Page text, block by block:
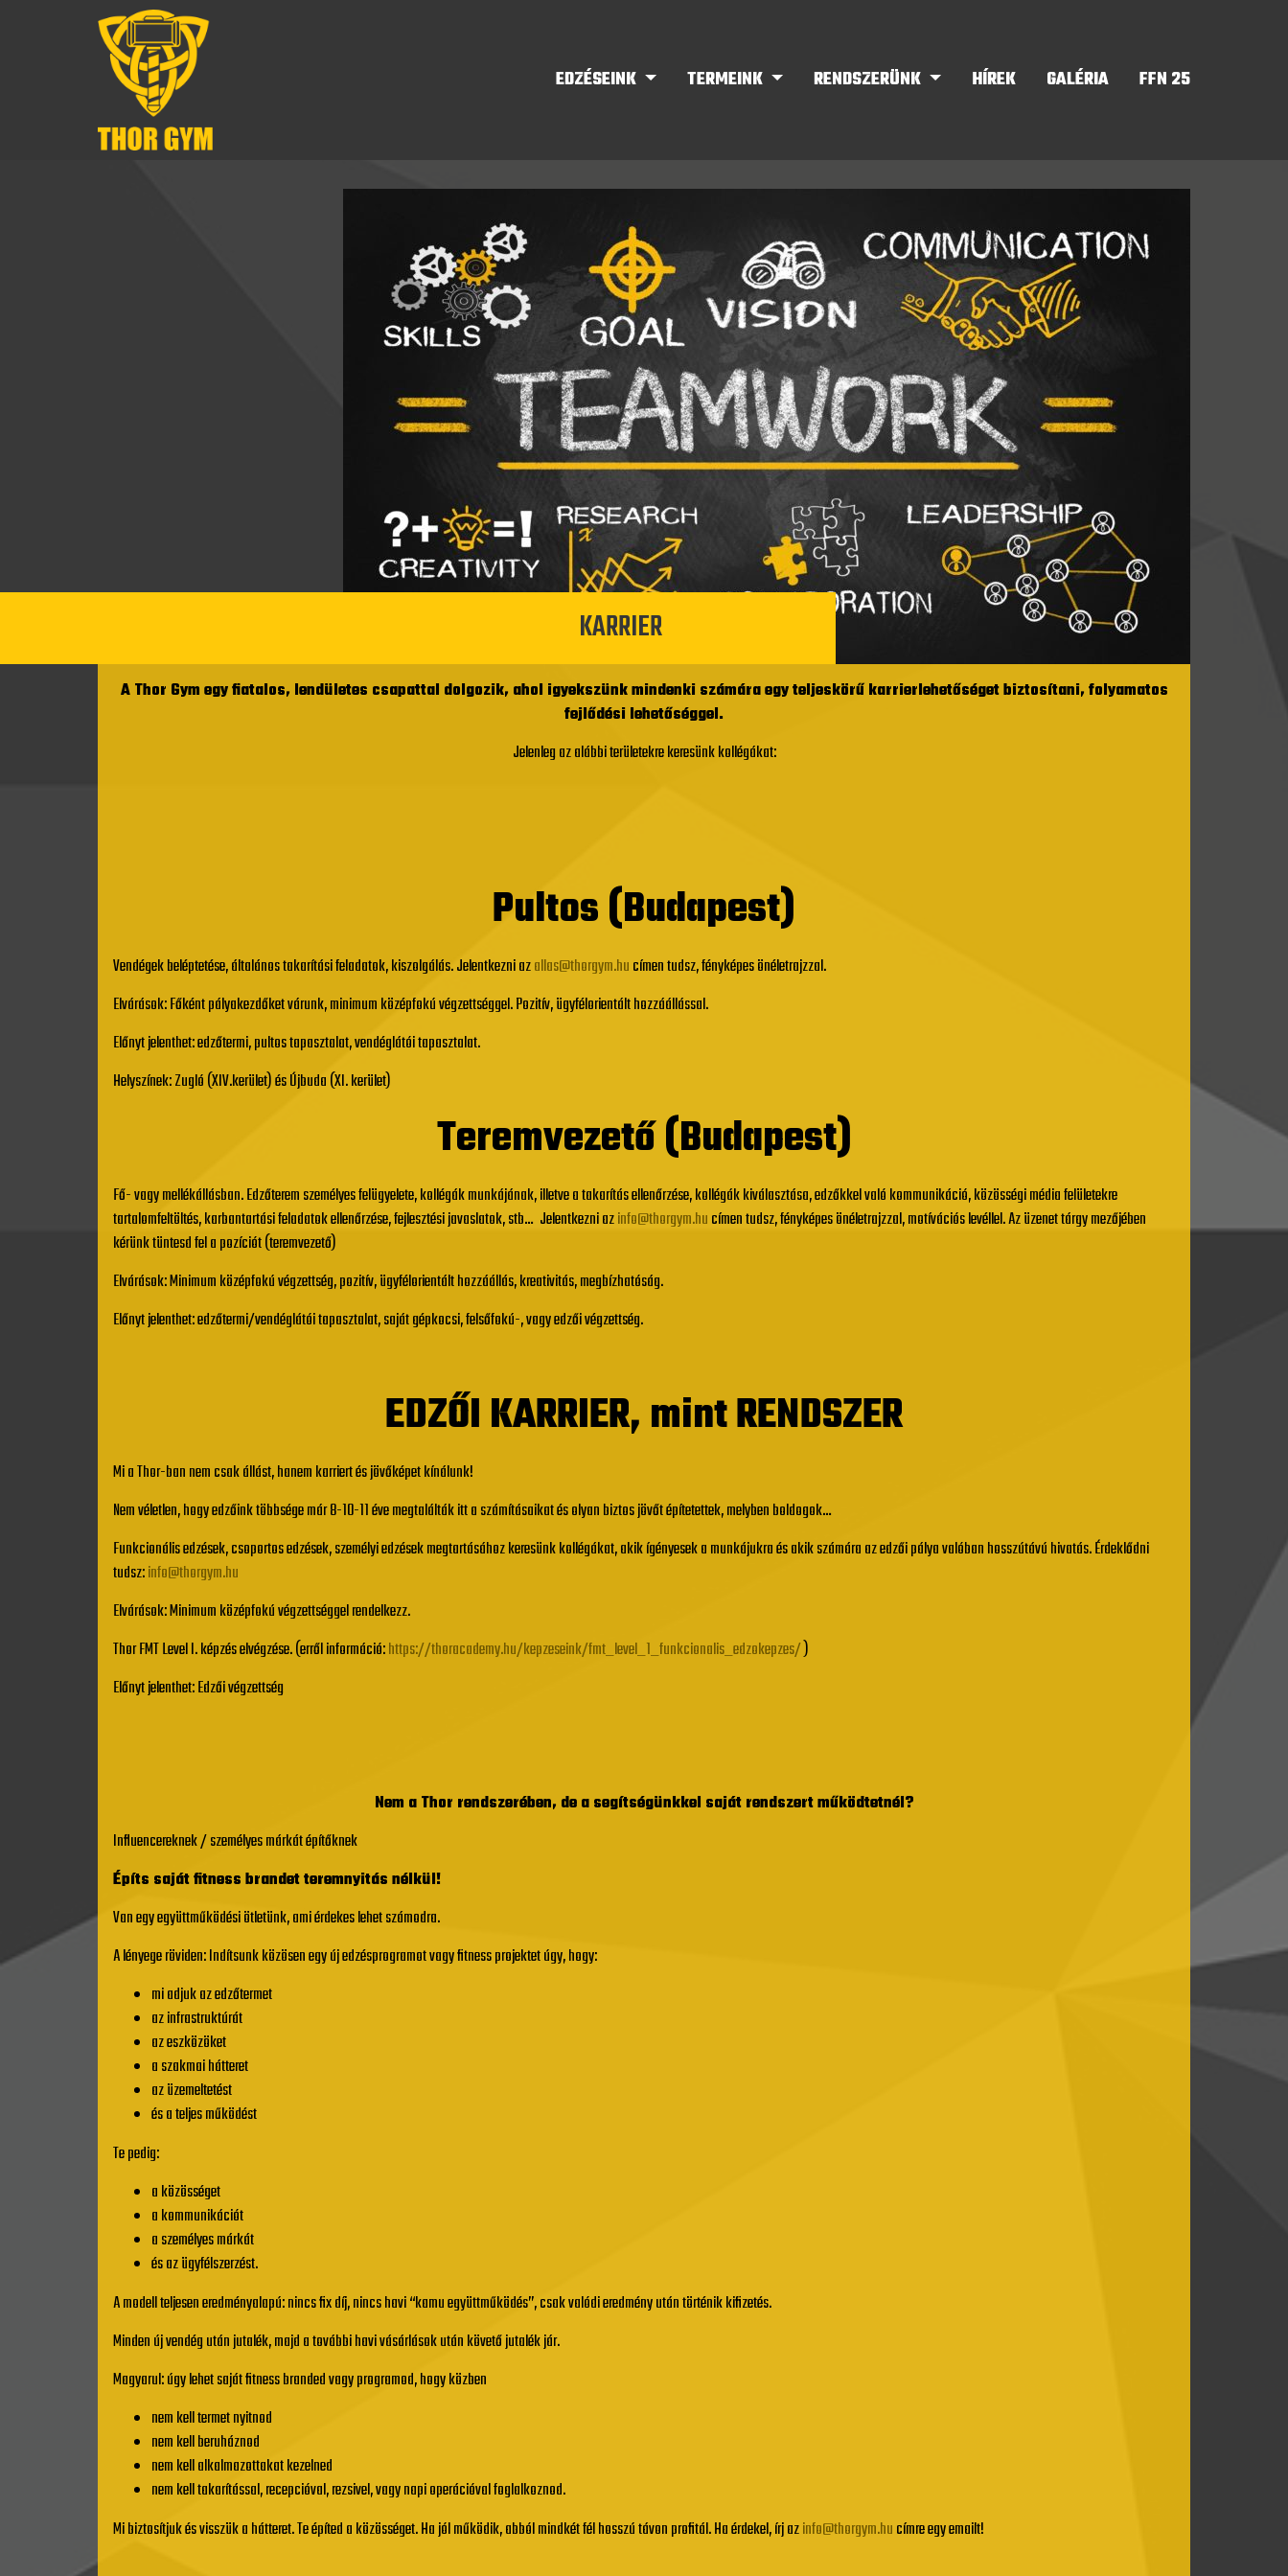
EDZÉSEINK TERMEINK RENDSZERÜNK HÍREK GALÉRIA FFN 25
KARRIER
A Thor Gym egy fiatalos, lendületes csapattal dolgozik, ahol igyekszünk mindenki számára egy teljeskörű karrierlehetőséget biztosítani, folyamatos
fejlődési lehetőséggel.
Jelenleg az alábbi területekre keresünk kollégákat:
Pultos (Budapest)
Vendégek beléptetése, általános takarítási feladatok, kiszolgálás. Jelentkezni azallas@thorgym.hucímen tudsz, fényképes önéletrajzzal.
Elvárások: Főként pályakezdőket várunk, minimum középfokú végzettséggel. Pozitív, ügyfélorientált hozzáállással.
Előnyt jelenthet: edzőtermi, pultos tapasztalat, vendéglátói tapasztalat.
Helyszínek: Zugló (XIV.kerület) és Újbuda (XI. kerület)
Teremvezető (Budapest)
Fő- vagy mellékállásban. Edzőterem személyes felügyelete, kollégák munkájának, illetve a takarítás ellenőrzése, kollégák kiválasztása, edzőkkel való kommunikáció, közösségi média felületekre
tartalomfeltöltés, karbantartási feladatok ellenőrzése, fejlesztési javaslatok, stb… Jelentkezni azinfo@thorgym.hucímen tudsz, fényképes önéletrajzzal, motívációs levéllel. Az üzenet tárgy mezőjében
kérünk tüntesd fel a pozíciót (teremvezető)
Elvárások: Minimum középfokú végzettség, pozitív, ügyfélorientált hozzáállás, kreativitás, megbízhatóság.
Előnyt jelenthet: edzőtermi/vendéglátói tapasztalat, saját gépkocsi, felsőfokú-, vagy edzői végzettség.
EDZŐI KARRIER, mint RENDSZER
Mi a Thor-ban nem csak állást, hanem karriert és jövőképet kínálunk!
Nem véletlen, hogy edzőink többsége már 8-10-11 éve megtalálták itt a számításaikat és olyan biztos jövőt építetettek, melyben boldogok…
Funkcionális edzések, csoportos edzések, személyi edzések megtartásához keresünk kollégákat, akik ígényesek a munkájukra és akik számára az edzői pálya valóban hosszútávú hivatás. Érdeklődni
tudsz:info@thorgym.hu
Elvárások: Minimum középfokú végzettséggel rendelkezz.
Thor FMT Level I. képzés elvégzése. (erről információ:https://thoracademy.hu/kepzeseink/fmt_level_1_funkcionalis_edzokepzes/)
Előnyt jelenthet: Edzői végzettség
Nem a Thor rendszerében, de a segítségünkkel saját rendszert működtetnél?
Influencereknek / személyes márkát építőknek
Építs saját fitness brandet teremnyitás nélkül!
Van egy együttműködési ötletünk, ami érdekes lehet számodra.
A lényege röviden: Indítsunk közösen egy új edzésprogramot vagy fitness projektet úgy, hogy:
mi adjuk az edzőtermet
az infrastruktúrát
az eszközöket
a szakmai hátteret
az üzemeltetést
és a teljes működést
Te pedig:
a közösséget
a kommunikációt
a személyes márkát
és az ügyfélszerzést.
A modell teljesen eredményalapú: nincs fix díj, nincs havi “kamu együttműködés”, csak valódi eredmény után történik kifizetés.
Minden új vendég után jutalék, majd a további havi vásárlások után követő jutalék jár.
Magyarul: úgy lehet saját fitness branded vagy programod, hogy közben
nem kell termet nyitnod
nem kell beruháznod
nem kell alkalmazottakat kezelned
nem kell takarítással, recepcióval, rezsivel, vagy napi operációval foglalkoznod.
Mi biztosítjuk és visszük a hátteret. Te építed a közösséget. Ha jól működik, abból mindkét fél hosszú távon profitál. Ha érdekel, írj azinfo@thorgym.hucímre egy emailt!